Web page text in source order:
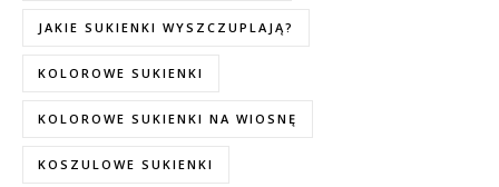
JAKIE SUKIENKI WYSZCZUPLAJĄ?
KOLOROWE SUKIENKI
KOLOROWE SUKIENKI NA WIOSNĘ
KOSZULOWE SUKIENKI